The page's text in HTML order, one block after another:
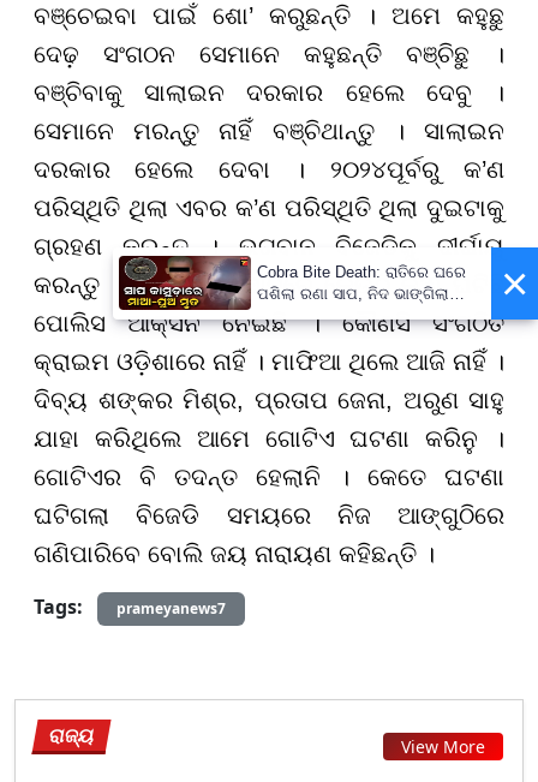
ବଞ୍ଚେଇବା ପାଇଁ ଶୋ’ କରୁଛନ୍ତି । ଅମେ କହୁଛୁ
ଦେଢ଼ ସଂଗଠନ ସେମାନେ କହୁଛନ୍ତି ବଞ୍ଚିଛୁ ।
ବଞ୍ଚିବାକୁ ସାଲାଇନ ଦରକାର ହେଲେ ଦେବୁ ।
ସେମାନେ ମରନ୍ତୁ ନାହିଁ ବଞ୍ଚିଥାନ୍ତୁ । ସାଲାଇନ
ଦରକାର ହେଲେ ଦେବା । ୨୦୨୪ପୂର୍ବରୁ କ’ଣ
ପରିସ୍ଥିତି ଥିଲା ଏବର କ’ଣ ପରିସ୍ଥିତି ଥିଲା ଦୁଇଟାକୁ
ଗ୍ରହଣ କରନ୍ତୁ । ଭଗବାନ ବିଜେଡିକୁ ଦୀର୍ଘାୟୁ
କରନ୍ତୁ । ଚିରାଚରିତ ହିସାବରେ କେଉଁଠି କ’ଣ ଘଟିଛି
ପୋଲିସ ଆକ୍ସନ ନେଇଛି । କୌଣସି ସଂଗଠିତ
କ୍ରାଇମ ଓଡ଼ିଶାରେ ନାହିଁ । ମାଫିଆ ଥିଲେ ଆଜି ନାହିଁ ।
ଦିବ୍ୟ ଶଙ୍କର ମିଶ୍ର, ପ୍ରତାପ ଜେନା, ଅରୁଣ ସାହୁ
ଯାହା କରିଥିଲେ ଆମେ ଗୋଟିଏ ଘଟଣା କରିନୁ ।
ଗୋଟିଏର ବି ତଦନ୍ତ ହେଲାନି । କେତେ ଘଟଣା
ଘଟିଗଲା ବିଜେଡି ସମୟରେ ନିଜ ଆଙ୍ଗୁଠିରେ
ଗଣିପାରିବେ ବୋଲି ଜୟ ନାରାୟଣ କହିଛନ୍ତି ।
Tags:
prameyanews7
ରାଜ୍ୟ View More
×
Cobra Bite Death: ରାତିରେ ଘରେ
ପଶିଲା ରଣା ସାପ, ନିଦ ଭାଙ୍ଗିଲା